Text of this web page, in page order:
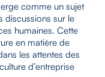
comme un sujet
discussions sur le
humaines. Cette
en matière de
les attentes des
d’entreprise